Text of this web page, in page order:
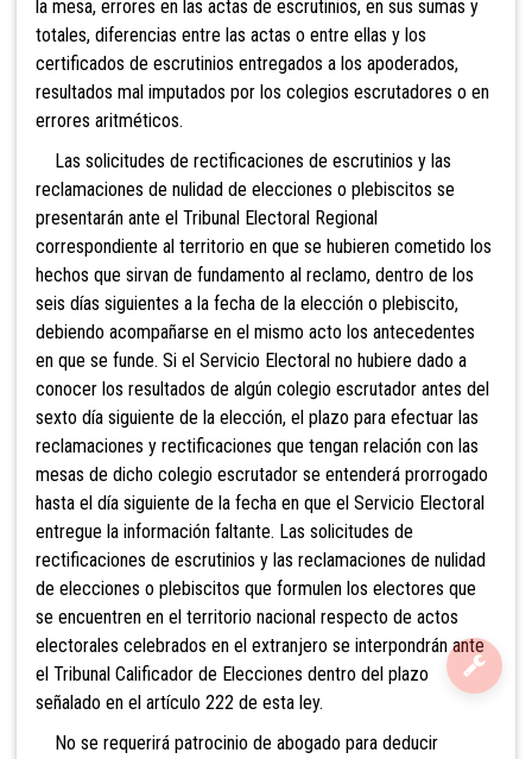
la mesa, errores en las actas de escrutinios, en sus sumas y
totales, diferencias entre las actas o entre ellas y los
certificados de escrutinios entregados a los apoderados,
resultados mal imputados por los colegios escrutadores o en
errores aritméticos.
Las solicitudes de rectificaciones de escrutinios y las
reclamaciones de nulidad de elecciones o plebiscitos se
presentarán ante el Tribunal Electoral Regional
correspondiente al territorio en que se hubieren cometido los
hechos que sirvan de fundamento al reclamo, dentro de los
seis días siguientes a la fecha de la elección o plebiscito,
debiendo acompañarse en el mismo acto los antecedentes
en que se funde. Si el Servicio Electoral no hubiere dado a
conocer los resultados de algún colegio escrutador antes del
sexto día siguiente de la elección, el plazo para efectuar las
reclamaciones y rectificaciones que tengan relación con las
mesas de dicho colegio escrutador se entenderá prorrogado
hasta el día siguiente de la fecha en que el Servicio Electoral
entregue la información faltante. Las solicitudes de
rectificaciones de escrutinios y las reclamaciones de nulidad
de elecciones o plebiscitos que formulen los electores que
se encuentren en el territorio nacional respecto de actos
electorales celebrados en el extranjero se interpondrán ante
el Tribunal Calificador de Elecciones dentro del plazo
señalado en el artículo 222 de esta ley.
No se requerirá patrocinio de abogado para deducir